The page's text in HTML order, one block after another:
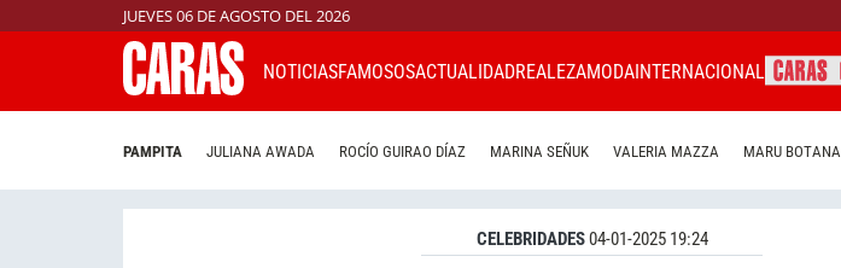
JUEVES 06 DE AGOSTO DEL 2026
NOTICIASFAMOSOSACTUALIDADREALEZAMODAINTERNACIONAL
PAMPITA JULIANA AWADA ROCÍO GUIRAO DÍAZ MARINA SEÑUK VALERIA MAZZA MARU BOTANA
CELEBRIDADES04-01-2025 19:24